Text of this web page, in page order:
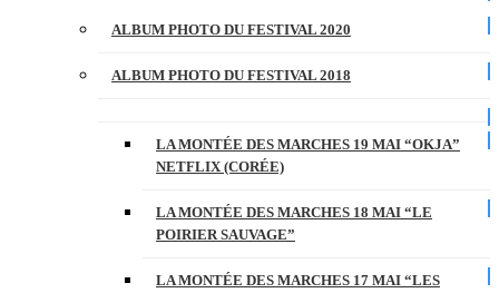
ALBUM PHOTO DU FESTIVAL 2020
ALBUM PHOTO DU FESTIVAL 2018
LA MONTÉE DES MARCHES 19 MAI “OKJA”
NETFLIX (CORÉE)
LA MONTÉE DES MARCHES 18 MAI “LE
POIRIER SAUVAGE”
LA MONTÉE DES MARCHES 17 MAI “LES